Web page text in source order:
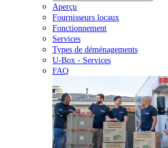
Aperçu
Fournisseurs locaux
Fonctionnement
Services
Types de déménagements
U-Box - Services
FAQ